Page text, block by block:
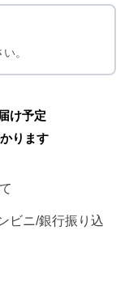
。
け予定
ります
ビニ/銀行振り込